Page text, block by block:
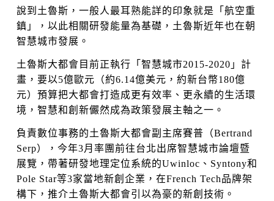
說到土魯斯，一般人最耳熟能詳的印象就是「航空重
鎮」，以此相關研發能量為基礎，土魯斯近年也在朝
智慧城市發展。
土魯斯大都會目前正執行「智慧城市2015-2020」計
畫，要以5億歐元（約6.14億美元，約新台幣180億
元）預算把大都會打造成更有效率、更永續的生活環
境，智慧和創新儼然成為政策發展主軸之一。
負責數位事務的土魯斯大都會副主席賽普（Bertrand
Serp），今年3月率團前往台北出席智慧城市論壇暨
展覽，帶著研發地理定位系統的Uwinloc、Syntony和
Pole Star等3家當地新創企業，在French Tech品牌架
構下，推介土魯斯大都會引以為豪的新創技術。